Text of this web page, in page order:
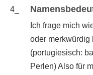
4_
Ich frage mich
oder merkwürdig
(portugiesisch:
Perlen) Also für